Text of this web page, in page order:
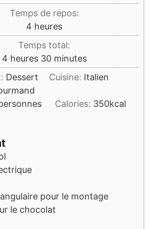
Temps de repos:
4 heures
heures
Temps total:
4heures
heures 30minutes
minutes
Dessert Cuisine: Italien
Calories: 350kcal
pour le montage
le chocolat